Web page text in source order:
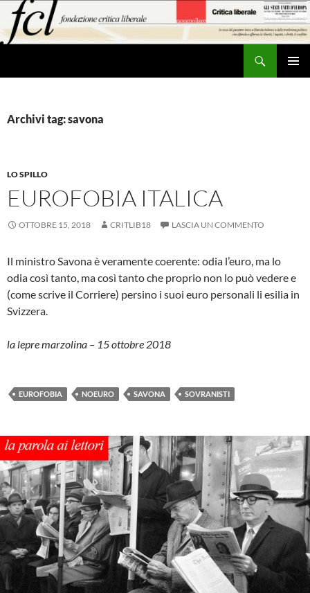
contenuto
Archivi tag: savona
LO SPILLO
EUROFOBIA ITALICA
OTTOBRE 15, 2018 CRITLIB18 LASCIA UN COMMENTO
Il ministro Savona è veramente coerente: odia l’euro, ma lo
odia così tanto, ma così tanto che proprio non lo può vedere e
(come scrive il Corriere) persino i suoi euro personali li esilia in
Svizzera.
la lepre marzolina – 15 ottobre 2018
EUROFOBIA NOEURO SAVONA SOVRANISTI